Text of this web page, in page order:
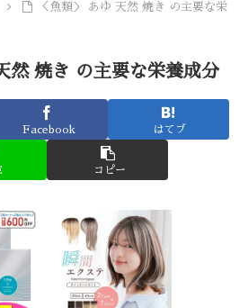
＜魚類＞ あゆ 天然 焼き の主要な栄
然 焼き の主要な栄養成分
Facebook はてブ
コピー